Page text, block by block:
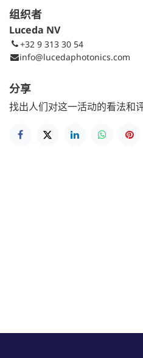
组织者
Luceda NV
+32 9 313 30 54
info@lucedaphotonics.com
分享
找出人们对这一活动的看法和